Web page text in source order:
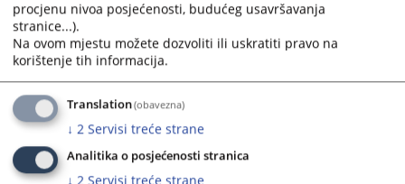
with
the
calendar
and
select
a
date.
Press
the
question
Navigate
forward
to
interact
with
the
calendar
select
a
Sortiraj po
Odaberi...
Napredne stavke
Pretraži
procjenu nivoa posjećenosti, budućeg usavršavanja
stranice...).
Na ovom mjestu možete dozvoliti ili uskratiti pravo na
korištenje tih informacija.
Translation(obavezna)
↓ 2 Servisi treće strane
Analitika o posjećenosti stranica
↓ 2 Servisi treće strane